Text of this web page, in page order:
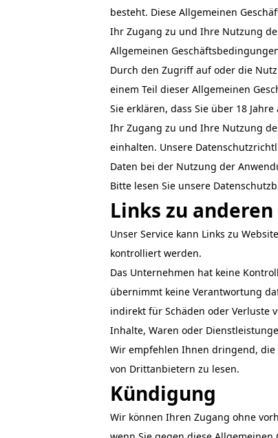
besteht. Diese Allgemeinen
Ihr Zugang zu und Ihre Nutzung
Allgemeinen
Durch den Zugriff auf oder die
einem Teil dieser Allgemeinen
Sie erklären, dass Sie über 18
Ihr Zugang zu und Ihre Nutzung
einhalten. Unsere
Daten bei der Nutzung der
Bitte lesen Sie unsere
Links zu
Unser Service kann Links zu
kontrolliert werden.
Das Unternehmen hat keine
übernimmt keine Verantwortung
indirekt für Schäden oder Verluste
Inhalte, Waren oder
Wir empfehlen Ihnen dringend,
von Drittanbietern zu lesen.
Kündigung
Wir können Ihren Zugang ohne